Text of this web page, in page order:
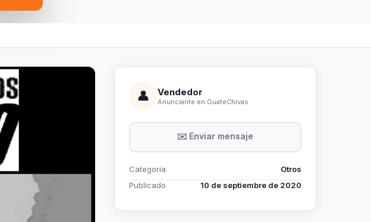
👤 Vendedor
Anunciante en GuateChivas
✉️ Enviar mensaje
Categoría
Otros
Publicado
10 de septiembre de 2020